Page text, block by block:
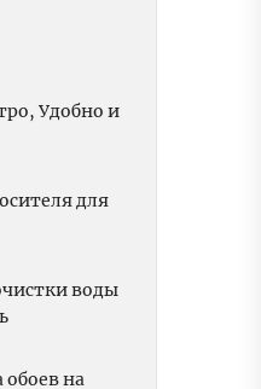
Удобно и
для
воды
обоев на